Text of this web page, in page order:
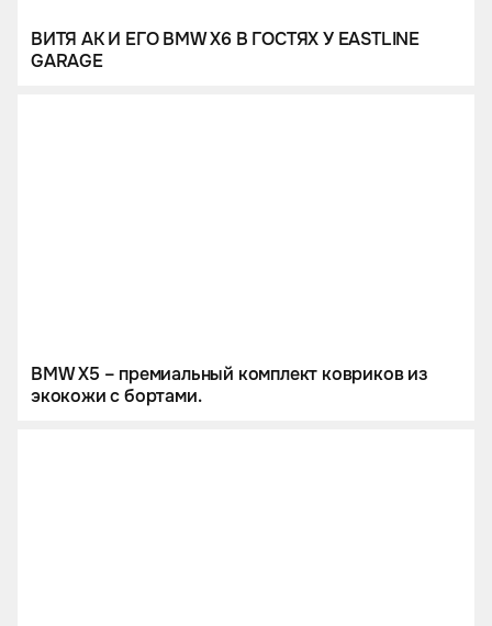
ВИТЯ АК И ЕГО BMW X6 В ГОСТЯХ У EASTLINE
GARAGE
BMW X5 – премиальный комплект ковриков из
экокожи с бортами.